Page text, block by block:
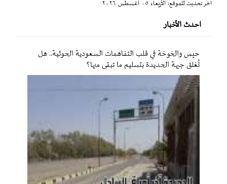
آخر تحديث للموقع: الأربعاء ٠٥ أغسطس ٢٠٢٦
احدث الأخبار
حيس والخوخة في قلب التفاهمات السعودية الحوثية.. هل
تُغلق جبهة الحديدة بتسليم ما تبقى منها؟